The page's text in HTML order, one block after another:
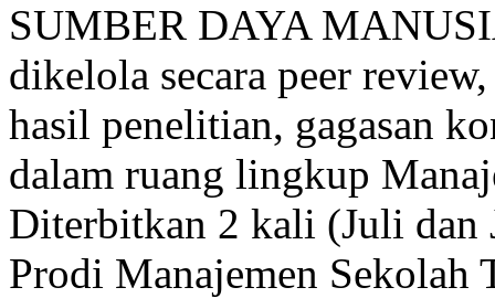
SUMBER DAYA
dikelola secara peer
hasil penelitian, gagasan
dalam ruang lingkup
Diterbitkan 2 kali (Juli dan
Prodi Manajemen